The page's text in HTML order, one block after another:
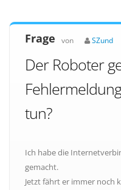
Frage von SZund
Der Roboter
tun?
Ich habe die
gemacht.
Jetzt fährt er immer noch